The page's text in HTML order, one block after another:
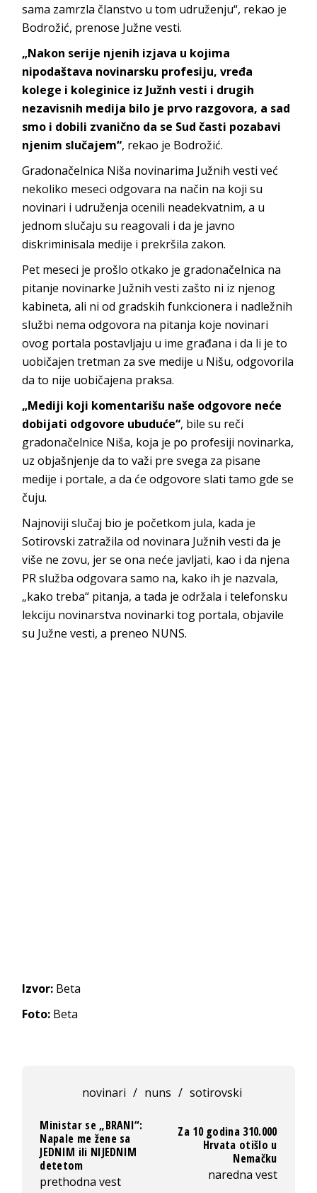
sama zamrzla članstvo u tom udruženju“, rekao je
Bodrožić, prenose Južne vesti.
„Nakon serije njenih izjava u kojima
nipodaštava novinarsku profesiju, vređa
kolege i koleginice iz Južnh vesti i drugih
nezavisnih medija bilo je prvo razgovora, a sad
smo i dobili zvanično da se Sud časti pozabavi
njenim slučajem“, rekao je Bodrožić.
Gradonačelnica Niša novinarima Južnih vesti već
nekoliko meseci odgovara na način na koji su
novinari i udruženja ocenili neadekvatnim, a u
jednom slučaju su reagovali i da je javno
diskriminisala medije i prekršila zakon.
Pet meseci je prošlo otkako je gradonačelnica na
pitanje novinarke Južnih vesti zašto ni iz njenog
kabineta, ali ni od gradskih funkcionera i nadležnih
službi nema odgovora na pitanja koje novinari
ovog portala postavljaju u ime građana i da li je to
uobičajen tretman za sve medije u Nišu, odgovorila
da to nije uobičajena praksa.
„Mediji koji komentarišu naše odgovore neće
dobijati odgovore ubuduće“, bile su reči
gradonačelnice Niša, koja je po profesiji novinarka,
uz objašnjenje da to važi pre svega za pisane
medije i portale, a da će odgovore slati tamo gde se
čuju.
Najnoviji slučaj bio je početkom jula, kada je
Sotirovski zatražila od novinara Južnih vesti da je
više ne zovu, jer se ona neće javljati, kao i da njena
PR služba odgovara samo na, kako ih je nazvala,
„kako treba“ pitanja, a tada je održala i telefonsku
lekciju novinarstva novinarki tog portala, objavile
su Južne vesti, a preneo NUNS.
Izvor: Beta
Foto: Beta
novinari / nuns / sotirovski
Ministar se „BRANI“:
Napale me žene sa
JEDNIM ili NIJEDNIM
detetom
prethodna vest
Za 10 godina 310.000
Hrvata otišlo u
Nemačku
naredna vest